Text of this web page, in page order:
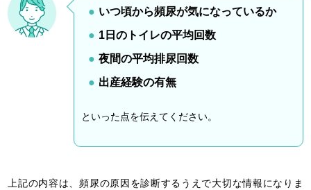
いつ頃から頻尿が気になっているか
1日のトイレの平均回数
夜間の平均排尿回数
出産経験の有無
といった点を伝えてください。
上記の内容は、頻尿の原因を診断するうえで大切な情報になりま